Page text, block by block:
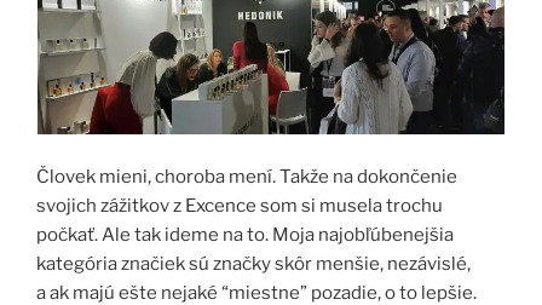
Človek mieni, choroba mení. Takže na dokončenie
svojich zážitkov z Excence som si musela trochu
počkať. Ale tak ideme na to. Moja najobľúbenejšia
kategória značiek sú značky skôr menšie, nezávislé,
a ak majú ešte nejaké “miestne” pozadie, o to lepšie.